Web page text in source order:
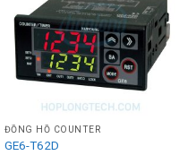
ĐỒNG HỒ COUNTER
GE6-T62D